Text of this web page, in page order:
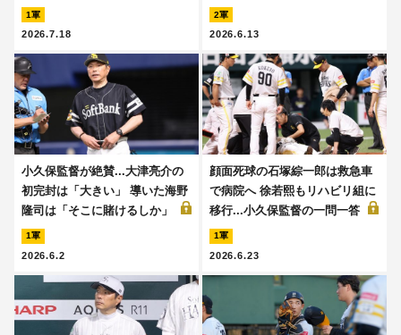
1軍
2026.7.18
2軍
2026.6.13
小久保監督が絶賛...大津亮介の
初完封は「大きい」 導いた海野
隆司は「そこに賭けるしか」
1軍
2026.6.2
顔面死球の石塚綜一郎は救急車
で病院へ 徐若熙もリハビリ組に
移行...小久保監督の一問一答
1軍
2026.6.23